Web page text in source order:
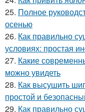
25. Полное
осенью
26. Как правильно
условиях: простая
27. Какие
можно увидеть
28. Как высушить
простой и
29. Как правильно